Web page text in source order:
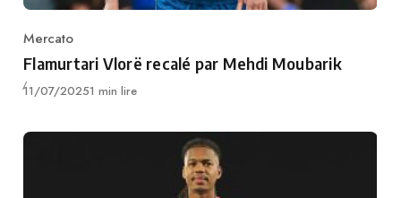
Category
Mercato
Flamurtari Vlorë recalé par Mehdi Moubarik
Publié
11/07/20251 min lire